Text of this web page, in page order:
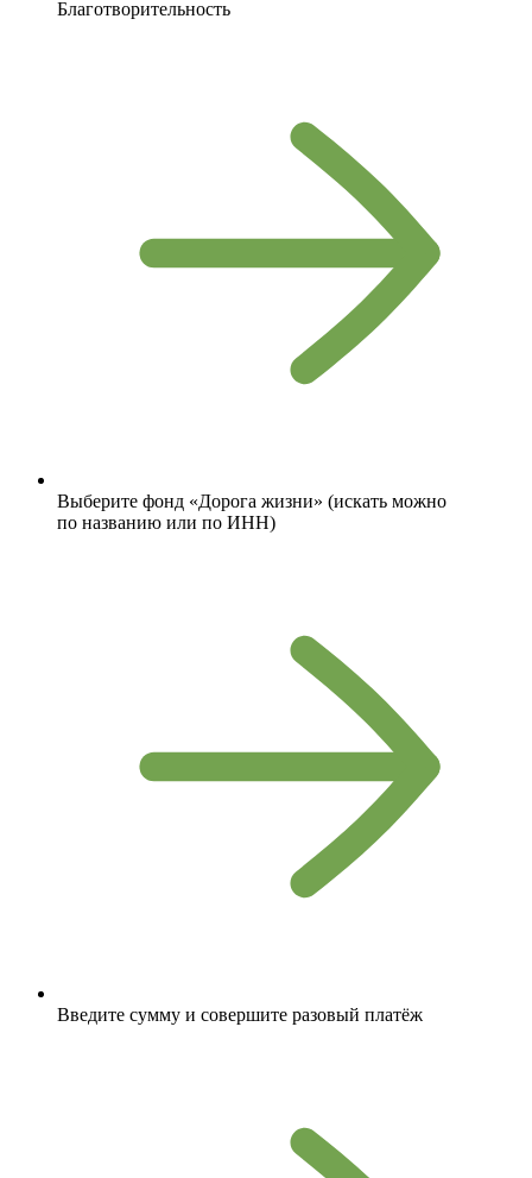
Благотворительность
Выберите фонд «Дорога жизни» (искать можно
по названию или по ИНН)
Введите сумму и совершите разовый платёж